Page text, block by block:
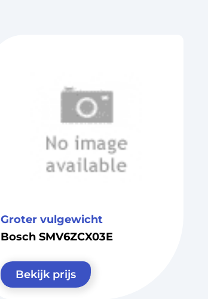
Groter vulgewicht
Bosch SMV6ZCX03E
Bekijk prijs